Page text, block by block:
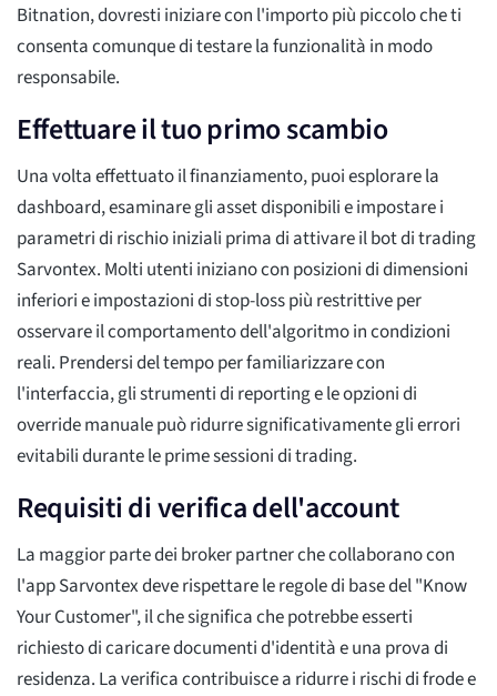
Bitnation, dovresti iniziare con l'importo più piccolo che ti
consenta comunque di testare la funzionalità in modo
responsabile.
Effettuare il tuo primo scambio
Una volta effettuato il finanziamento, puoi esplorare la
dashboard, esaminare gli asset disponibili e impostare i
parametri di rischio iniziali prima di attivare il bot di trading
Sarvontex. Molti utenti iniziano con posizioni di dimensioni
inferiori e impostazioni di stop-loss più restrittive per
osservare il comportamento dell'algoritmo in condizioni
reali. Prendersi del tempo per familiarizzare con
l'interfaccia, gli strumenti di reporting e le opzioni di
override manuale può ridurre significativamente gli errori
evitabili durante le prime sessioni di trading.
Requisiti di verifica dell'account
La maggior parte dei broker partner che collaborano con
l'app Sarvontex deve rispettare le regole di base del "Know
Your Customer", il che significa che potrebbe esserti
richiesto di caricare documenti d'identità e una prova di
residenza. La verifica contribuisce a ridurre i rischi di frode e